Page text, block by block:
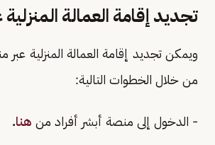
تجديد إقامة العمالة المنزلية
ويمكن تجديد إقامة العمالة المنزلية عبر
من خلال الخطوات التالية:
- الدخول إلى منصة أبشر أفراد من هنا.